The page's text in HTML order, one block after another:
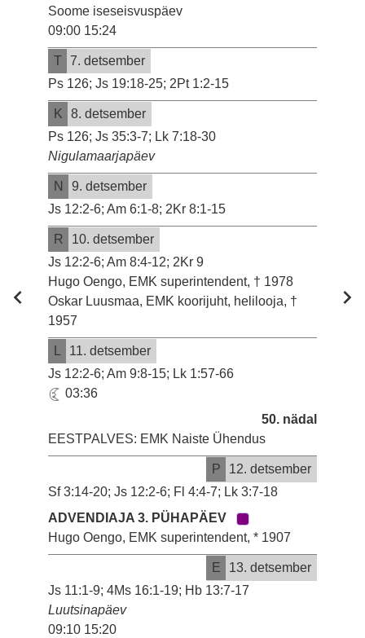
Soome iseseisvuspäev
09:00 15:24
T
7. detsember
Ps 126; Js 19:18-25; 2Pt 1:2-15
K
8. detsember
Ps 126; Js 35:3-7; Lk 7:18-30
Nigulamaarjapäev
N
9. detsember
Js 12:2-6; Am 6:1-8; 2Kr 8:1-15
R
10. detsember
Js 12:2-6; Am 8:4-12; 2Kr 9
Hugo Oengo, EMK superintendent, † 1978
Oskar Luusmaa, EMK koorijuht, helilooja, †
1957
11. detsember
Js 12:2-6; Am 9:8-15; Lk 1:57-66
03:36
50. nädal
EESTPALVES: EMK Naiste Ühendus
P
12. detsember
Sf 3:14-20; Js 12:2-6; Fl 4:4-7; Lk 3:7-18
ADVENDIAJA 3. PÜHAPÄEV
Hugo Oengo, EMK superintendent, * 1907
E
13. detsember
Js 11:1-9; 4Ms 16:1-19; Hb 13:7-17
Luutsinapäev
09:10 15:20